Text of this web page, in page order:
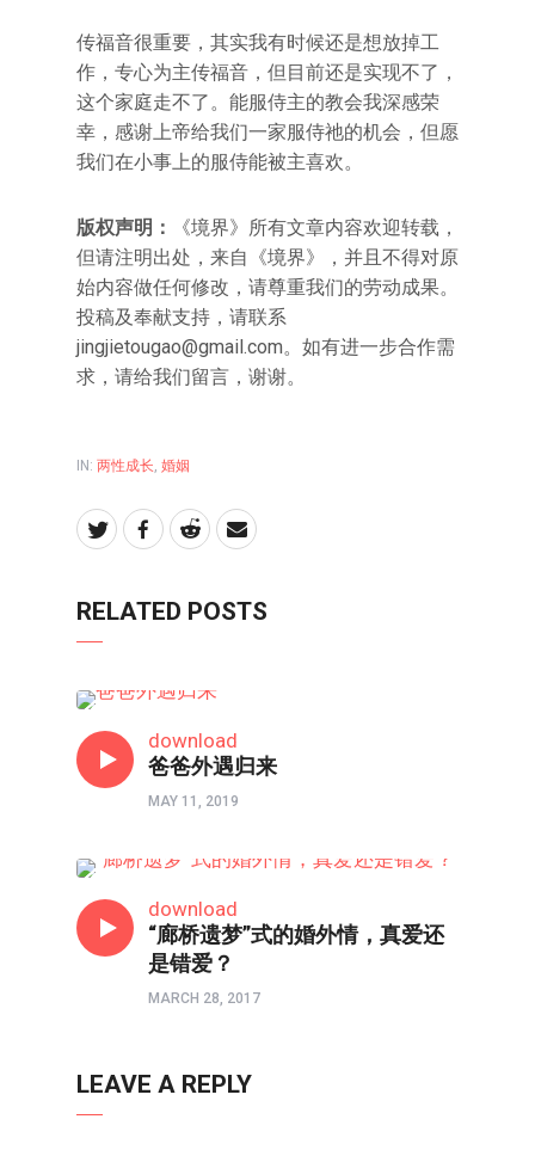
传福音很重要，其实我有时候还是想放掉工
作，专心为主传福音，但目前还是实现不了，
这个家庭走不了。能服侍主的教会我深感荣
幸，感谢上帝给我们一家服侍祂的机会，但愿
我们在小事上的服侍能被主喜欢。
版权声明：
《境界》所有文章内容欢迎转载，
但请注明出处，来自《境界》，并且不得对原
始内容做任何修改，请尊重我们的劳动成果。
投稿及奉献支持，请联系
jingjietougao@gmail.com。如有进一步合作需
求，请给我们留言，谢谢。
IN: 两性成长, 婚姻
RELATED POSTS
download
爸爸外遇归来
MAY 11, 2019
download
“廊桥遗梦”式的婚外情，真爱还
是错爱？
MARCH 28, 2017
LEAVE A REPLY